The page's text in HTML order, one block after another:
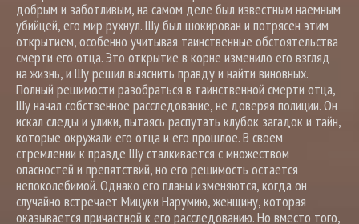
добрым и заботливым, на самом деле был известным наемным
убийцей, его мир рухнул. Шу был шокирован и потрясен этим
открытием, особенно учитывая таинственные обстоятельства
смерти его отца. Это открытие в корне изменило его взгляд
на жизнь, и Шу решил выяснить правду и найти виновных.
Полный решимости разобраться в таинственной смерти отца,
Шу начал собственное расследование, не доверяя полиции. Он
искал следы и улики, пытаясь распутать клубок загадок и тайн,
которые окружали его отца и его прошлое. В своем
стремлении к правде Шу сталкивается с множеством
опасностей и препятствий, но его решимость остается
непоколебимой. Однако его планы изменяются, когда он
случайно встречает Мицуки Нарумию, женщину, которая
оказывается причастной к его расследованию. Но вместо того,